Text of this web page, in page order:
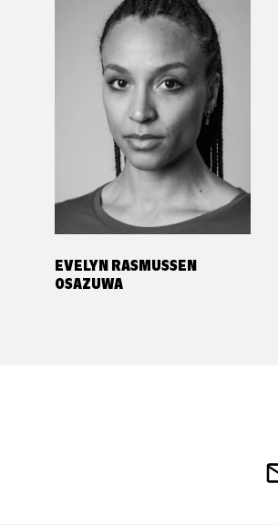
EVELYN RASMUSSEN
OSAZUWA